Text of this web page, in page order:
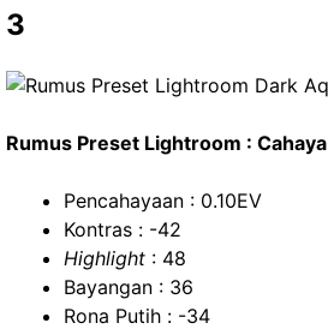
3
Rumus Preset Lightroom : Cahaya
Pencahayaan : 0.10EV
Kontras : -42
Highlight : 48
Bayangan : 36
Rona Putih : -34